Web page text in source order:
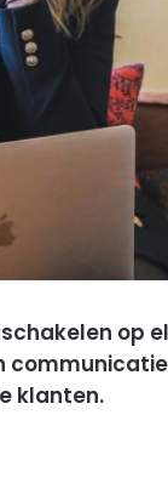
op
klanten.